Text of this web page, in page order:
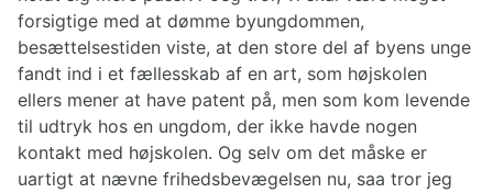
forsigtige med at dømme byungdommen,
besættelsestiden viste, at den store del af byens unge
fandt ind i et fællesskab af en art, som højskolen
ellers mener at have patent på, men som kom levende
til udtryk hos en ungdom, der ikke havde nogen
kontakt med højskolen. Og selv om det måske er
uartigt at nævne frihedsbevægelsen nu, saa tror jeg